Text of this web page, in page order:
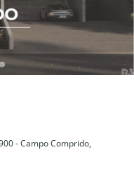
- Campo Comprido,